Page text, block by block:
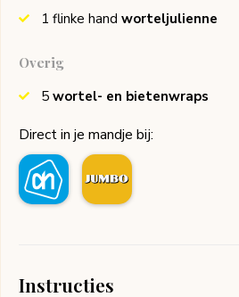
1 flinke hand worteljulienne
Overig
5 wortel- en bietenwraps
Direct in je mandje bij:
Instructies